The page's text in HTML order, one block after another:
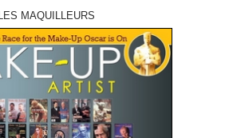
MAQUILLEURS